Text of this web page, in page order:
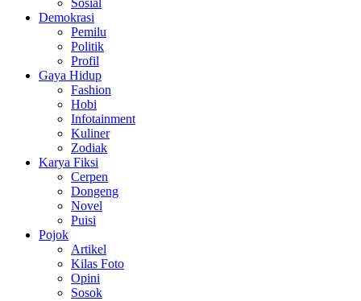
Sosial
Demokrasi
Pemilu
Politik
Profil
Gaya Hidup
Fashion
Hobi
Infotainment
Kuliner
Zodiak
Karya Fiksi
Cerpen
Dongeng
Novel
Puisi
Pojok
Artikel
Kilas Foto
Opini
Sosok